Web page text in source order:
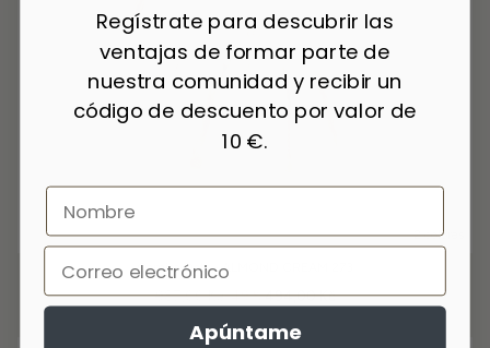
2 colores
Camisa Dots - ALMOND CREAM 273
-49 %
987,00 Kč 494,00 Kč
Regístrate para descubrir las
ventajas de formar parte de
nuestra comunidad y recibir un
código de descuento por valor de
10 €.
Apúntame